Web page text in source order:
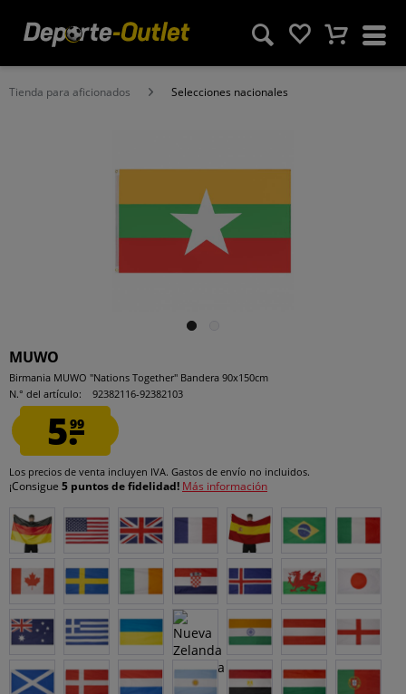
Tienda para aficionados Selecciones nacionales
MUWO
Birmania MUWO "Nations Together" Bandera 90x150cm
N.° del artículo:
92382116-92382103
5.99
Los precios de venta incluyen IVA. Gastos de envío no incluidos.
¡Consigue 5 puntos de fidelidad! Más información